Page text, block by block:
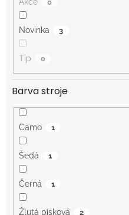
0
Novinka 3
Tip 0
Barva stroje
Camo 1
Šedá 1
Černá 1
Žlutá písková 2